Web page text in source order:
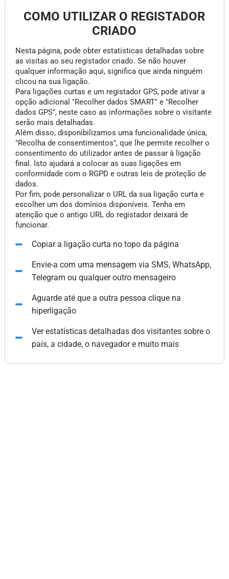
COMO UTILIZAR O REGISTADOR
CRIADO
Nesta página, pode obter estatísticas detalhadas sobre
as visitas ao seu registador criado. Se não houver
qualquer informação aqui, significa que ainda ninguém
clicou na sua ligação.
Para ligações curtas e um registador GPS, pode ativar a
opção adicional "Recolher dados SMART" e "Recolher
dados GPS", neste caso as informações sobre o visitante
serão mais detalhadas.
Além disso, disponibilizamos uma funcionalidade única,
"Recolha de consentimentos", que lhe permite recolher o
consentimento do utilizador antes de passar à ligação
final. Isto ajudará a colocar as suas ligações em
conformidade com o RGPD e outras leis de proteção de
dados.
Por fim, pode personalizar o URL da sua ligação curta e
escolher um dos domínios disponíveis. Tenha em
atenção que o antigo URL do registador deixará de
funcionar.
Copiar a ligação curta no topo da página
Envie-a com uma mensagem via SMS, WhatsApp,
Telegram ou qualquer outro mensageiro
Aguarde até que a outra pessoa clique na
hiperligação
Ver estatísticas detalhadas dos visitantes sobre o
país, a cidade, o navegador e muito mais